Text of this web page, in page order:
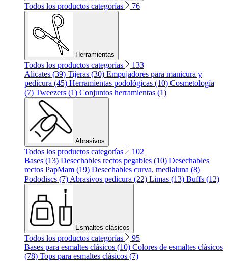
Todos los productos categorías 76
Herramientas
Todos los productos categorías
133
Alicates (39) Tijeras (30) Empujadores para manicura y
pedicura (45) Herramientas podológicas (10) Cosmetología
(7) Tweezers (1) Conjuntos herramientas (1)
Abrasivos
Todos los productos categorías
102
Bases (13) Desechables rectos pegables (10) Desechables
rectos PapMam (19) Desechables curva, medialuna (8)
Pododiscs (7) Abrasivos pedicura (22) Limas (13) Buffs (12)
Esmaltes clásicos
Todos los productos categorías
95
Bases para esmaltes clásicos (10) Colores de esmaltes clásicos
(78) Tops para esmaltes clásicos (7)